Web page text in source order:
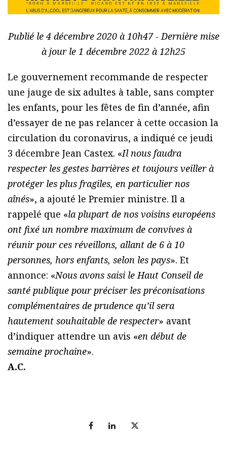
Publié le 4 décembre 2020 à 10h47 - Dernière mise
à jour le 1 décembre 2022 à 12h25
Le gouvernement recommande de respecter
une jauge de six adultes à table, sans compter
les enfants, pour les fêtes de fin d’année, afin
d’essayer de ne pas relancer à cette occasion la
circulation du coronavirus, a indiqué ce jeudi
3 décembre Jean Castex. «Il nous faudra
respecter les gestes barrières et toujours veiller à
protéger les plus fragiles, en particulier nos
aînés», a ajouté le Premier ministre. Il a
rappelé que «la plupart de nos voisins européens
ont fixé un nombre maximum de convives à
réunir pour ces réveillons, allant de 6 à 10
personnes, hors enfants, selon les pays». Et
annonce: «Nous avons saisi le Haut Conseil de
santé publique pour préciser les préconisations
complémentaires de prudence qu’il sera
hautement souhaitable de respecter» avant
d’indiquer attendre un avis «en début de
semaine prochaine».
A.C.